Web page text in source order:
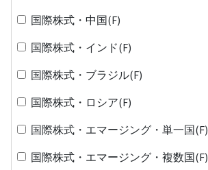
国際株式・中国(F)
国際株式・インド(F)
国際株式・ブラジル(F)
国際株式・ロシア(F)
国際株式・エマージング・単一国(F)
国際株式・エマージング・複数国(F)